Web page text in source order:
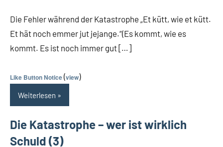
Die Fehler während der Katastrophe „Et kütt, wie et kütt.
Et hät noch emmer jut jejange.“(Es kommt, wie es
kommt. Es ist noch immer gut […]
Like Button Notice(view)
Weiterlesen
Die Katastrophe – wer ist wirklich
Schuld (3)